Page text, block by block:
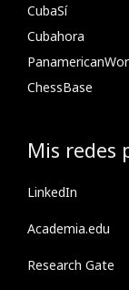
CubaSí
Cubahora
ChessBase
Mis redes
LinkedIn
Academia.edu
Research Gate